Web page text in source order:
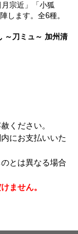
宗近」「小狐
します。全6種。
～刀ミュ～ 加州清
ください。
にお支払いいた
とは異なる場合
ません。